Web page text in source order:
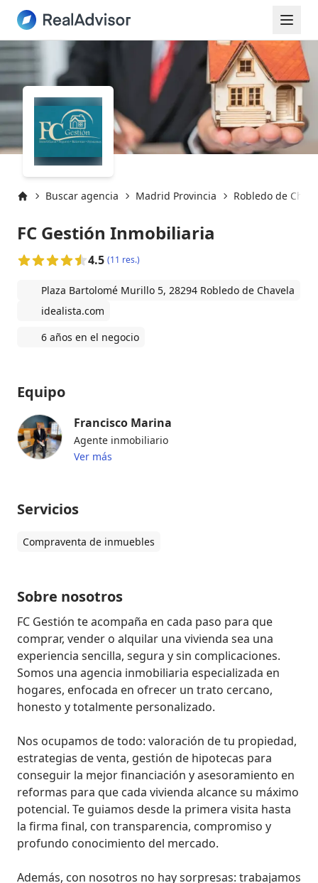
Buscar agencia Madrid Provincia Robledo de
FC Gestión Inmobiliaria
4.5 (11 res.)
Plaza Bartolomé Murillo 5, 28294 Robledo de Chavela
idealista.com
6 años en el negocio
Equipo
Francisco Marina
Agente inmobiliario
Ver más
Servicios
Compraventa de inmuebles
Sobre nosotros
FC Gestión te acompaña en cada paso para que
comprar, vender o alquilar una vivienda sea una
experiencia sencilla, segura y sin complicaciones.
Somos una agencia inmobiliaria especializada en
hogares, enfocada en ofrecer un trato cercano,
honesto y totalmente personalizado.
Nos ocupamos de todo: valoración de tu propiedad,
estrategias de venta, gestión de hipotecas para
conseguir la mejor financiación y asesoramiento en
reformas para que cada vivienda alcance su máximo
potencial. Te guiamos desde la primera visita hasta
la firma final, con transparencia, compromiso y
profundo conocimiento del mercado.
Además, con nosotros no hay sorpresas: trabajamos